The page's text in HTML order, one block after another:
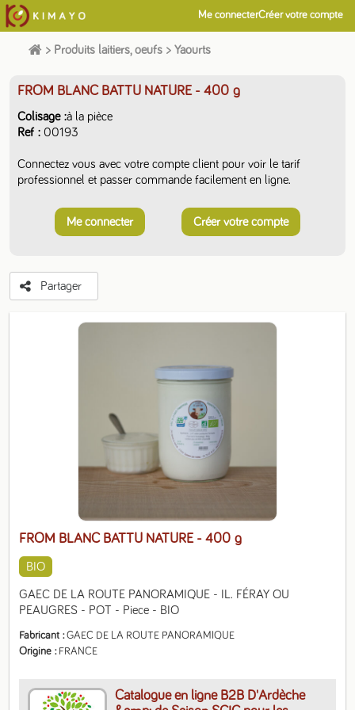
Me connecterCréer votre compte
> Produits laitiers, oeufs > Yaourts
FROM BLANC BATTU NATURE - 400 g
BIO
GAEC DE LA ROUTE PANORAMIQUE - IL. FÉRAY OU
PEAUGRES - POT - Piece - BIO
Fabricant
GAEC DE LA ROUTE PANORAMIQUE
Origine
FRANCE
Catalogue en ligne B2B D'Ardèche
FROM BLANC BATTU NATURE - 400 g
Colisage à la pièce
Ref
00193
Connectez vous avec votre compte client pour voir le tarif
professionnel et passer commande facilement en ligne.
Me connecter Créer votre compte
Partager